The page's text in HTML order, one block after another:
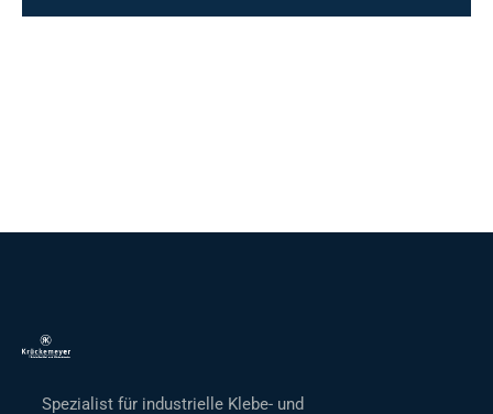
Spezialist für industrielle Klebe- und